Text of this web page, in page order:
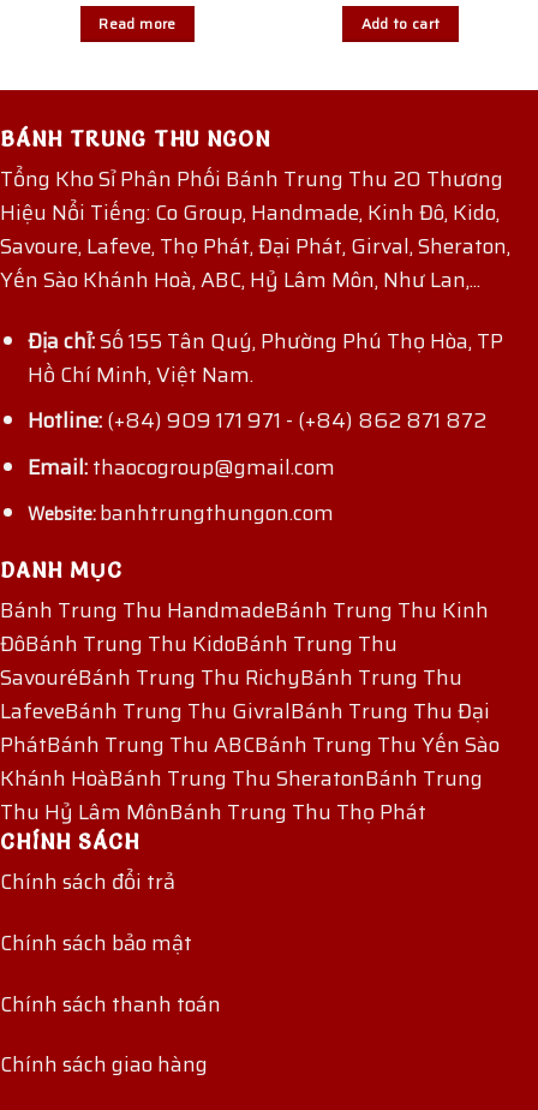
Read more Add to cart
BÁNH TRUNG THU NGON
Tổng Kho Sỉ Phân Phối Bánh Trung Thu 20 Thương
Hiệu Nổi Tiếng: Co Group, Handmade, Kinh Đô, Kido,
Savoure, Lafeve, Thọ Phát, Đại Phát, Girval, Sheraton,
Yến Sào Khánh Hoà, ABC, Hỷ Lâm Môn, Như Lan,...
Địa chỉ:Số 155 Tân Quý, Phường Phú Thọ Hòa, TP
Hồ Chí Minh, Việt Nam.
Hotline:(+84) 909 171 971 - (+84) 862 871 872
Email:thaocogroup@gmail.com
Website:banhtrungthungon.com
DANH MỤC
Bánh Trung Thu HandmadeBánh Trung Thu Kinh
ĐôBánh Trung Thu KidoBánh Trung Thu
SavouréBánh Trung Thu RichyBánh Trung Thu
LafeveBánh Trung Thu GivralBánh Trung Thu Đại
PhátBánh Trung Thu ABCBánh Trung Thu Yến Sào
Khánh HoàBánh Trung Thu SheratonBánh Trung
Thu Hỷ Lâm MônBánh Trung Thu Thọ Phát
CHÍNH SÁCH
Chính sách đổi trả
Chính sách bảo mật
Chính sách thanh toán
Chính sách giao hàng